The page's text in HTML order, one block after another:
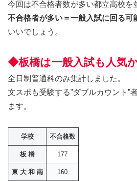
今回は不合格者数が多い都立高校を
不合格者が多い＝一般入試に回る可
いいでしょう。
◆板橋は一般入試も人気
全日制普通科のみ集計しました。
文スポも受験する”ダブルカウント”
ます。
学校 不合格数
板 橋 177
東 大 和 南 160